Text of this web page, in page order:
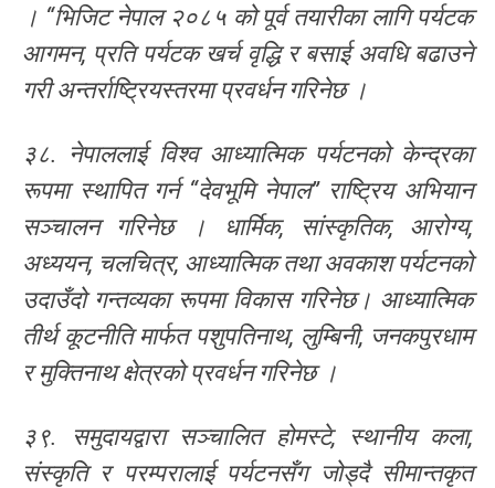
। “भिजिट नेपाल २०८५ को पूर्व तयारीका लागि पर्यटक
आगमन, प्रति पर्यटक खर्च वृद्धि र बसाई अवधि बढाउने
गरी अन्तर्राष्ट्रियस्तरमा प्रवर्धन गरिनेछ ।
३८. नेपाललाई विश्व आध्यात्मिक पर्यटनको केन्द्रका
रूपमा स्थापित गर्न “देवभूमि नेपाल” राष्ट्रिय अभियान
सञ्चालन गरिनेछ । धार्मिक, सांस्कृतिक, आरोग्य,
अध्ययन, चलचित्र, आध्यात्मिक तथा अवकाश पर्यटनको
उदाउँदो गन्तव्यका रूपमा विकास गरिनेछ। आध्यात्मिक
तीर्थ कूटनीति मार्फत पशुपतिनाथ, लुम्बिनी, जनकपुरधाम
र मुक्तिनाथ क्षेत्रको प्रवर्धन गरिनेछ ।
३९. समुदायद्वारा सञ्चालित होमस्टे, स्थानीय कला,
संस्कृति र परम्परालाई पर्यटनसँग जोड्दै सीमान्तकृत